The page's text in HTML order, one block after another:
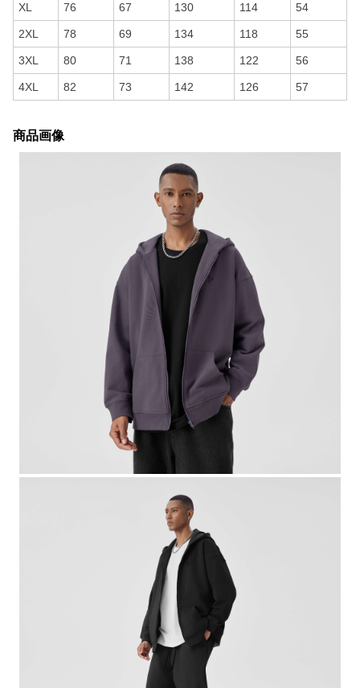
XL 76 67 130 114 54
2XL 78 69 134 118 55
3XL 80 71 138 122 56
4XL 82 73 142 126 57
商品画像